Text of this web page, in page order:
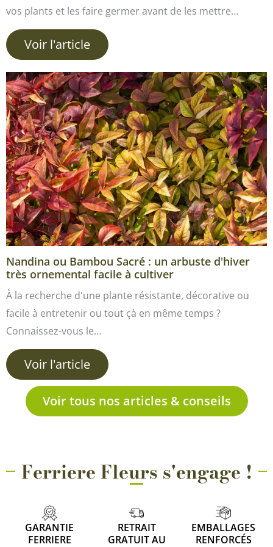
vos plants et les faire germer avant de les mettre…
Voir l'article
Nandina ou Bambou Sacré : un arbuste d'hiver
très ornemental facile à cultiver
À la recherche d'une plante résistante, décorative ou
facile à entretenir ou tout çà en même temps ?
Connaissez-vous le…
Voir l'article
Voir tous nos articles & conseils
Ferriere Fleurs s'engage !
GARANTIE
FERRIERE
RETRAIT
GRATUIT AU
EMBALLAGES
RENFORCÉS